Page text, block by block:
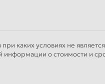
каких условиях не
о стоимости и